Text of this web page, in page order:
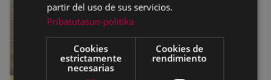
partir del uso de sus servicios.
Pribatutasun-politika
Cookies
estrictamente
necesarias
Cookies de
rendimiento